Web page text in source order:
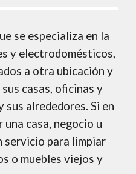
se especializa en la
y electrodomésticos,
a otra ubicación y
casas, oficinas y
sus alrededores. Si en
una casa, negocio u
servicio para limpiar
o muebles viejos y